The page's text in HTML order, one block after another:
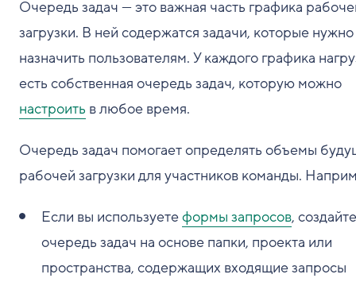
Очередь задач — это важная часть графика
загрузки. В ней содержатся задачи, которые нужно
назначить пользователям. У каждого графика
есть собственная очередь задач, которую можно
настроить в любое время.
Очередь задач помогает определять объемы
рабочей загрузки для участников команды.
Если вы используетеформы запросов, создайте
очередь задач на основе папки, проекта или
пространства, содержащих входящие запросы